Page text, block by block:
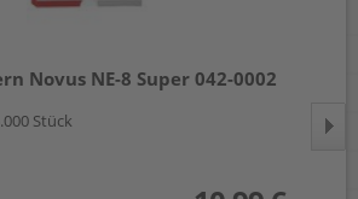
Novus NE-8 Super 042-0002
Stück